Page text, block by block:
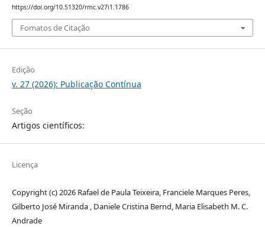
https://doi.org/10.51320/rmc.v27i1.1786
Fomatos de Citação
Edição
v. 27 (2026): Publicação Contínua
Seção
Artigos científicos:
Licença
Copyright (c) 2026 Rafael de Paula Teixeira, Franciele Marques Peres,
Gilberto José Miranda , Daniele Cristina Bernd, Maria Elisabeth M. C.
Andrade